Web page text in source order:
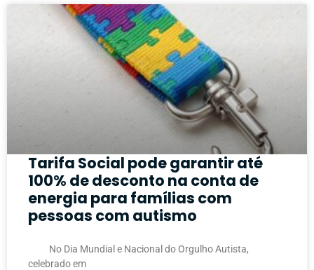
Tarifa Social pode garantir até
100% de desconto na conta de
energia para famílias com
pessoas com autismo
No Dia Mundial e Nacional do Orgulho Autista,
celebrado em